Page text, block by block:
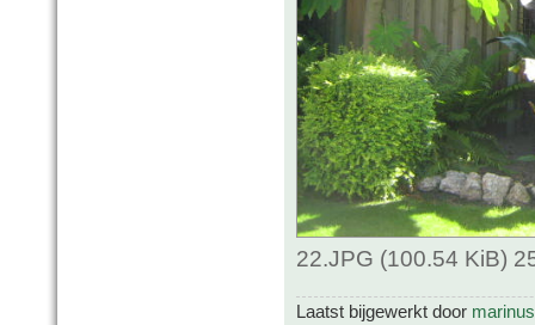
22.JPG (100.54 KiB)
Laatst bijgewerkt door marinus